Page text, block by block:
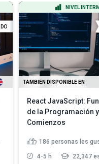
NIVEL
TAMBIÉN DISPONIBLE EN
React JavaScript:
de la Programación
Comienzos
186 personas les
4-5 h 22,347